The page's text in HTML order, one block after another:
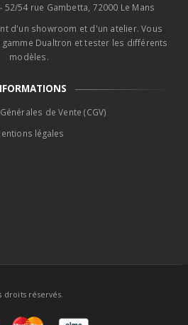
52/54 rue Gambetta, 72000 Le Mans
d'un showroom et d'un atelier. Vous
Dualtron et tester les différents
modèles.
de Vente (CGV)
légales
droits réservés.